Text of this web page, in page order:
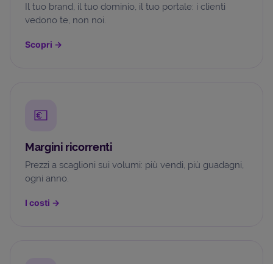
Il tuo brand, il tuo dominio, il tuo portale: i clienti
vedono te, non noi.
Scopri →
💶
Margini ricorrenti
Prezzi a scaglioni sui volumi: più vendi, più guadagni,
ogni anno.
I costi →